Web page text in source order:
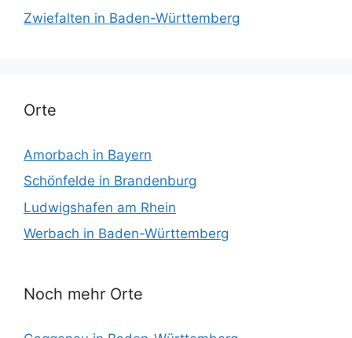
Zwiefalten in Baden-Württemberg
Orte
Amorbach in Bayern
Schönfelde in Brandenburg
Ludwigshafen am Rhein
Werbach in Baden-Württemberg
Noch mehr Orte